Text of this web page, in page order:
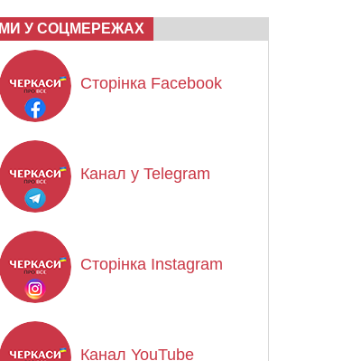
МИ У СОЦМЕРЕЖАХ
Сторінка Facebook
Канал у Telegram
Сторінка Instagram
Канал YouTube